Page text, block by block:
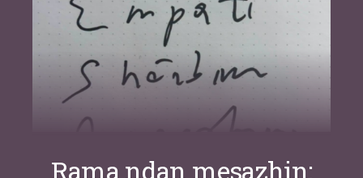
Rama ndan mesazhin: